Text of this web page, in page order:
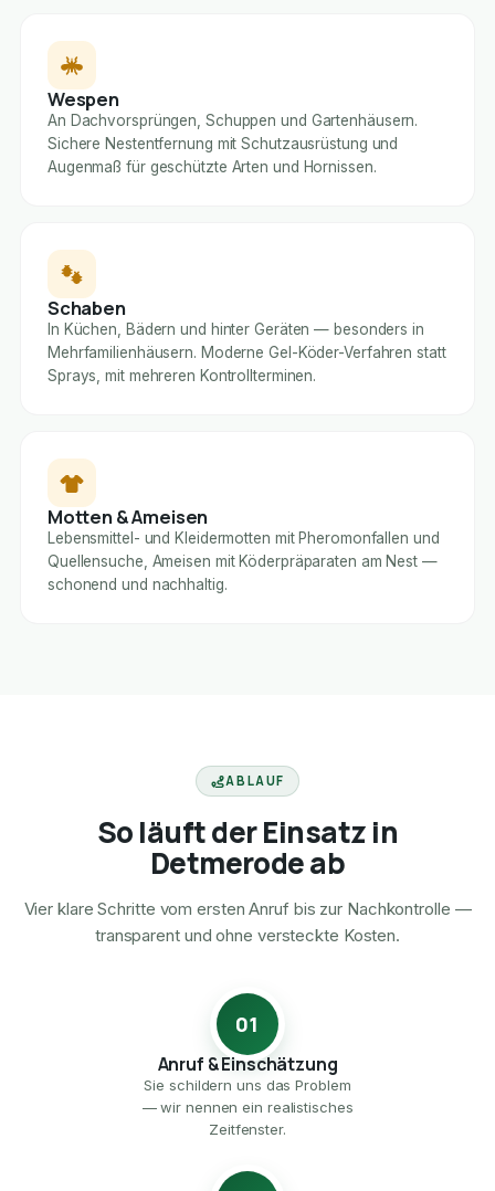
Wespen
An Dachvorsprüngen, Schuppen und Gartenhäusern.
Sichere Nestentfernung mit Schutzausrüstung und
Augenmaß für geschützte Arten und Hornissen.
Schaben
In Küchen, Bädern und hinter Geräten — besonders in
Mehrfamilienhäusern. Moderne Gel-Köder-Verfahren statt
Sprays, mit mehreren Kontrollterminen.
Motten & Ameisen
Lebensmittel- und Kleidermotten mit Pheromonfallen und
Quellensuche, Ameisen mit Köderpräparaten am Nest —
schonend und nachhaltig.
ABLAUF
So läuft der Einsatz in
Detmerode ab
Vier klare Schritte vom ersten Anruf bis zur Nachkontrolle —
transparent und ohne versteckte Kosten.
01
Anruf & Einschätzung
Sie schildern uns das Problem
— wir nennen ein realistisches
Zeitfenster.